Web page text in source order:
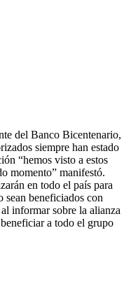
del Banco Bicentenario,
siempre han estado
“hemos visto a estos
momento” manifestó.
en todo el país para
sean beneficiados con
informar sobre la alianza
a todo el grupo